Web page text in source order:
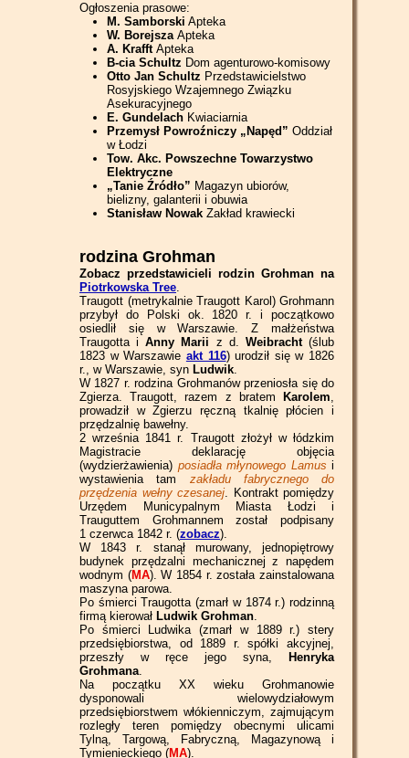
Ogłoszenia prasowe:
M. Samborski Apteka
W. Borejsza Apteka
A. Krafft Apteka
B-cia Schultz Dom agenturowo-komisowy
Otto Jan Schultz Przedstawicielstwo
Rosyjskiego Wzajemnego Związku
Asekuracyjnego
E. Gundelach Kwiaciarnia
Przemysł Powroźniczy „Napęd” Oddział
w Łodzi
Tow. Akc. Powszechne Towarzystwo
Elektryczne
„Tanie Źródło” Magazyn ubiorów,
bielizny, galanterii i obuwia
Stanisław Nowak Zakład krawiecki
rodzina Grohman
Zobacz przedstawicieli rodzin Grohman na
Piotrkowska Tree.
Traugott (metrykalnie Traugott Karol) Grohmann
przybył do Polski ok. 1820 r. i początkowo
osiedlił się w Warszawie. Z małżeństwa
Traugotta iAnny Marii z d. Weibracht(ślub
1823 w Warszawie akt 116) urodził się w 1826
r., w Warszawie, syn Ludwik.
W 1827 r. rodzina Grohmanów przeniosła się do
Zgierza. Traugott, razem z bratem
Karolem,
prowadził w Zgierzu ręczną tkalnię płócien i
przędzalnię bawełny.
2 września 1841 r. Traugott złożył w łódzkim
Magistracie deklarację objęcia
(wydzierżawienia) posiadła młynowego Lamus i
wystawienia tam zakładu fabrycznego do
przędzenia wełny czesanej. Kontrakt pomiędzy
Urzędem Municypalnym Miasta Łodzi i
Trauguttem Grohmannem został podpisany
1 czerwca 1842 r. (zobacz).
W 1843 r. stanął murowany, jednopiętrowy
budynek przędzalni mechanicznej z napędem
wodnym (MA). W 1854 r. została zainstalowana
maszyna parowa.
Po śmierci Traugotta (zmarł w 1874 r.) rodzinną
firmą kierował Ludwik Grohman.
Po śmierci Ludwika (zmarł w 1889 r.) stery
przedsiębiorstwa, od 1889 r. spółki akcyjnej,
przeszły w ręce jego syna,
Henryka
Grohmana.
Na początku XX wieku Grohmanowie
dysponowali wielowydziałowym
przedsiębiorstwem włókienniczym, zajmującym
rozległy teren pomiędzy obecnymi ulicami
Tylną, Targową, Fabryczną, Magazynową i
Tymienieckiego (MA).